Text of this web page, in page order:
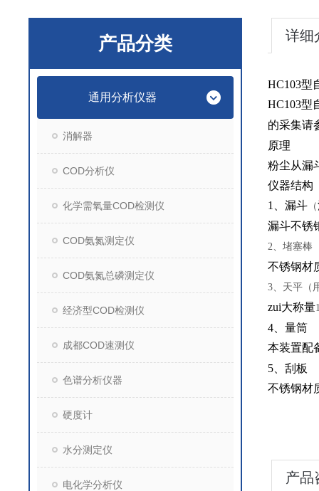
产品分类
通用分析仪器
消解器
COD分析仪
化学需氧量COD检测仪
COD氨氮测定仪
COD氨氮总磷测定仪
经济型COD检测仪
成都COD速测仪
色谱分析仪器
硬度计
水分测定仪
电化学分析仪
详细
HC103型
HC103型
的采集请
原理
粉尘从漏
仪器结构
1
、漏斗 （
漏斗不锈
2、堵塞棒
不锈钢材
3、天平（
zui大称量
4 、量筒
本装置配
5 、刮板
不锈钢材
产品